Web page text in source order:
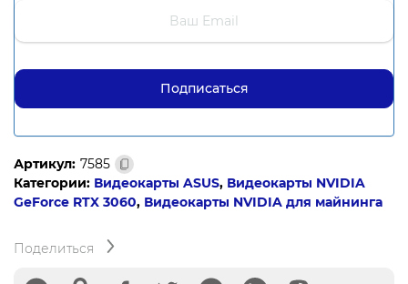
Артикул: 7585
Категории: Видеокарты ASUS, Видеокарты NVIDIA
GeForce RTX 3060, Видеокарты NVIDIA для майнинга
Поделиться